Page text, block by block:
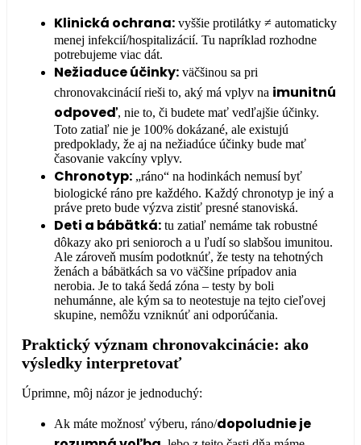
Klinická ochrana: vyššie protilátky ≠ automaticky
menej infekcií/hospitalizácií. Tu napríklad rozhodne
potrebujeme viac dát.
Nežiaduce účinky: väčšinou sa pri
chronovakcinácií rieši to, aký má vplyv na imunitnú
odpoveď, nie to, či budete mať vedľajšie účinky.
Toto zatiaľ nie je 100% dokázané, ale existujú
predpoklady, že aj na nežiadúce účinky bude mať
časovanie vakcíny vplyv.
Chronotyp: „ráno“ na hodinkách nemusí byť
biologické ráno pre každého. Každý chronotyp je iný a
práve preto bude výzva zistiť presné stanoviská.
Deti a bábätká: tu zatiaľ nemáme tak robustné
dôkazy ako pri senioroch a u ľudí so slabšou imunitou.
Ale zároveň musím podotknúť, že testy na tehotných
ženách a bábätkách sa vo väčšine prípadov ania
nerobia. Je to taká šedá zóna – testy by boli
nehumánne, ale kým sa to neotestuje na tejto cieľovej
skupine, nemôžu vzniknúť ani odporúčania.
Praktický význam chronovakcinácie: ako
výsledky interpretovať
Úprimne, môj názor je jednoduchý:
Ak máte možnosť výberu, ráno/dopoludnie je